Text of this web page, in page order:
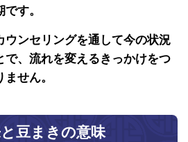
す。
ウンセリングを通して今の状況
で、流れを変えるきっかけをつ
せん。
豆まきの意味